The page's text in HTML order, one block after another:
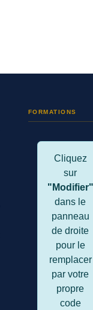
FORMATIONS
Cliquez
sur
"Modifier"
dans le
panneau
de droite
pour le
remplacer
par votre
propre
code